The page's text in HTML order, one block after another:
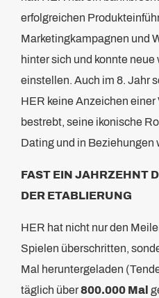
erfolgreichen
Marketingkampagnen und
hinter sich und konnte
einstellen. Auch im 8. Jahr
HER keine Anzeichen
bestrebt, seine ikonische
Dating und in Beziehungen
FAST EIN JAHRZEHNT
DER ETABLIERUNG
HER hat nicht nur den
Spielen überschritten,
Mal heruntergeladen
täglich über800.000 Mal